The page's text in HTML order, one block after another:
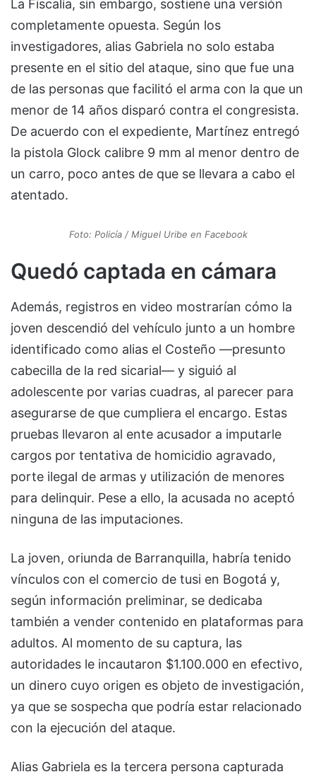
La Fiscalía, sin embargo, sostiene una versión
completamente opuesta. Según los
investigadores, alias Gabriela no solo estaba
presente en el sitio del ataque, sino que fue una
de las personas que facilitó el arma con la que un
menor de 14 años disparó contra el congresista.
De acuerdo con el expediente, Martínez entregó
la pistola Glock calibre 9 mm al menor dentro de
un carro, poco antes de que se llevara a cabo el
atentado.
Foto: Policía / Miguel Uribe en Facebook
Quedó captada en cámara
Además, registros en video mostrarían cómo la
joven descendió del vehículo junto a un hombre
identificado como alias el Costeño —presunto
cabecilla de la red sicarial— y siguió al
adolescente por varias cuadras, al parecer para
asegurarse de que cumpliera el encargo. Estas
pruebas llevaron al ente acusador a imputarle
cargos por tentativa de homicidio agravado,
porte ilegal de armas y utilización de menores
para delinquir. Pese a ello, la acusada no aceptó
ninguna de las imputaciones.
La joven, oriunda de Barranquilla, habría tenido
vínculos con el comercio de tusi en Bogotá y,
según información preliminar, se dedicaba
también a vender contenido en plataformas para
adultos. Al momento de su captura, las
autoridades le incautaron $1.100.000 en efectivo,
un dinero cuyo origen es objeto de investigación,
ya que se sospecha que podría estar relacionado
con la ejecución del ataque.
Alias Gabriela es la tercera persona capturada